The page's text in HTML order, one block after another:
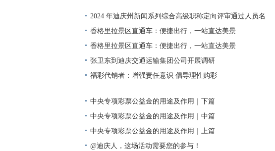
2024 年迪庆州新闻系列综合高级职称定向评审通过人员名
单公示
香格里拉景区直通车：便捷出行，一站直达美景
香格里拉景区直通车：便捷出行，一站直达美景
张卫东到迪庆交通运输集团公司开展调研
福彩代销者：增强责任意识 倡导理性购彩
中央专项彩票公益金的用途及作用｜下篇
中央专项彩票公益金的用途及作用｜中篇
中央专项彩票公益金的用途及作用｜上篇
@迪庆人，这场活动需要您的参与！